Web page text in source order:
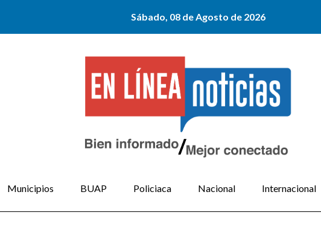
Sábado, 08 de Agosto de 2026
Municipios BUAP Policiaca Nacional Internacional